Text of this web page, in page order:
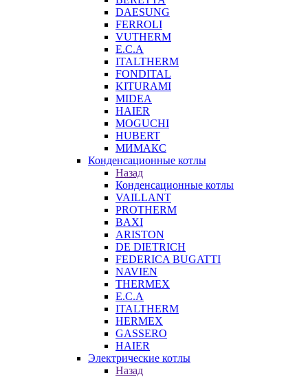
DAESUNG
FERROLI
VUTHERM
E.C.A
ITALTHERM
FONDITAL
KITURAMI
MIDEA
HAIER
MOGUCHI
HUBERT
МИМАКС
Конденсационные котлы
Назад
Конденсационные котлы
VAILLANT
PROTHERM
BAXI
ARISTON
DE DIETRICH
FEDERICA BUGATTI
NAVIEN
THERMEX
E.C.A
ITALTHERM
HERMEX
GASSERO
HAIER
Электрические котлы
Назад